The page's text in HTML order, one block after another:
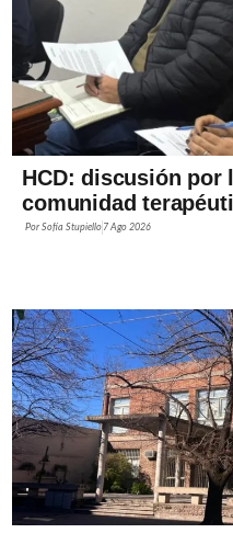
HCD: discusión por
comunidad
PorSofía Stupiello 7 Ago 2026